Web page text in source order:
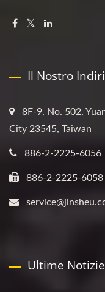
Il Nostro
8F-9, No. 502,
City 23545, Taiwan
886-2-2225-6056
886-2-2225-6058
Ultime Notizie